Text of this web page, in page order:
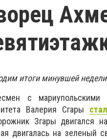
итоги минувшей
с мариупольскими
Валерия Сгары
Згары двигался
двигалась на зеленый